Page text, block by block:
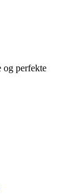
og perfekte